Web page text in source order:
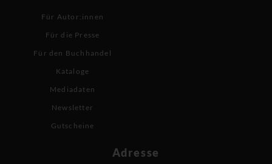
Für Autor:innen
Für die Presse
Für den Buchhandel
Kataloge
Mediadaten
Newsletter
Gutscheine
Adresse